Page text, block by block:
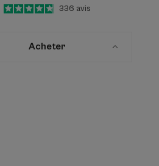
4.8
/
5
336 avis
Acheter